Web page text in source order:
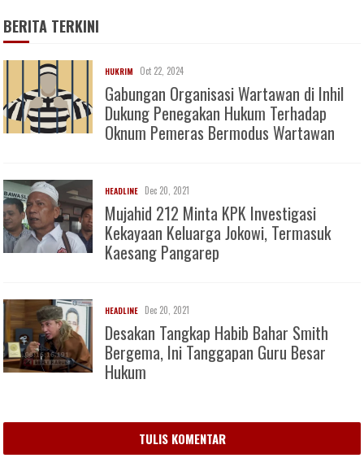
BERITA TERKINI
HUKRIM Oct 22, 2024
Gabungan Organisasi Wartawan di Inhil
Dukung Penegakan Hukum Terhadap
Oknum Pemeras Bermodus Wartawan
HEADLINE Dec 20, 2021
Mujahid 212 Minta KPK Investigasi
Kekayaan Keluarga Jokowi, Termasuk
Kaesang Pangarep
HEADLINE Dec 20, 2021
Desakan Tangkap Habib Bahar Smith
Bergema, Ini Tanggapan Guru Besar
Hukum
TULIS KOMENTAR